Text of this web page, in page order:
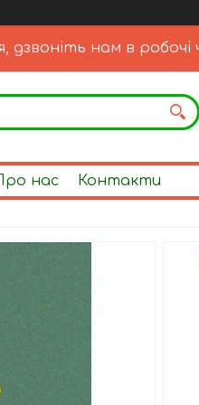
дзвоніть нам в робочі
нас Контакти